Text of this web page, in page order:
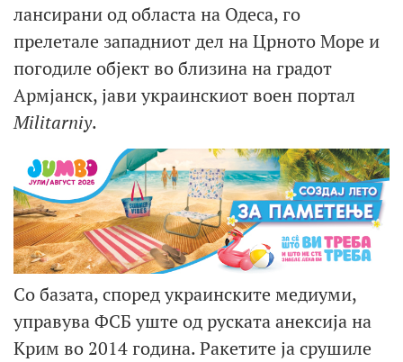
лансирани од областа на Одеса, го
прелетале западниот дел на Црното Море и
погодиле објект во близина на градот
Армјанск, јави украинскиот воен портал
Militarniy.
Со базата, според украинските медиуми,
управува ФСБ уште од руската анексија на
Крим во 2014 година. Ракетите ја срушиле